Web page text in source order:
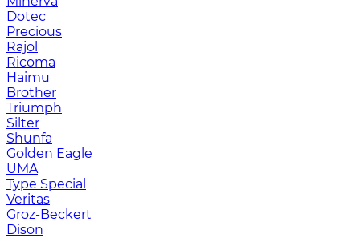
Dotec
Precious
Rajol
Ricoma
Haimu
Brother
Triumph
Silter
Shunfa
Golden Eagle
UMA
Type Special
Veritas
Groz-Beckert
Dison